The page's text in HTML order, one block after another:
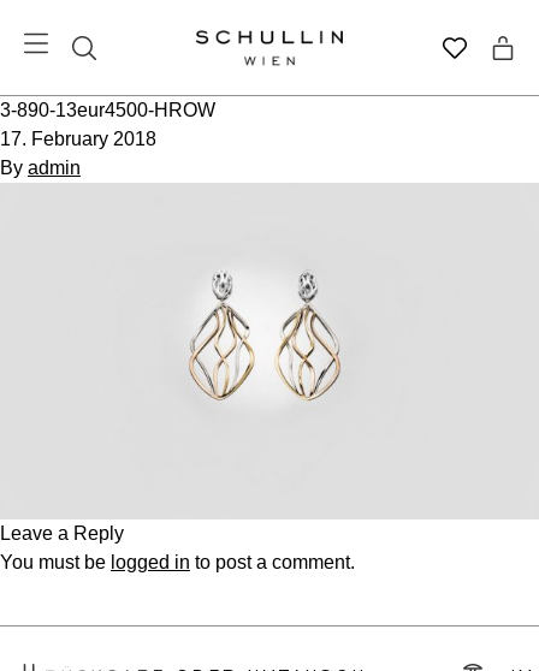
3-890-13eur4500-HROW
17. February 2018
By admin
Leave a Reply
You must be logged in to post a comment.